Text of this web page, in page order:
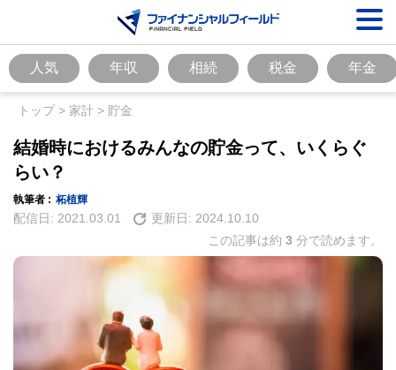
人気 年収 相続 税金 年金
トップ> 家計 > 貯金
結婚時におけるみんなの貯金って、いくらぐ
らい？
執筆者 : 柘植輝
配信日: 2021.03.01 更新日: 2024.10.10
この記事は約 3 分で読めます。